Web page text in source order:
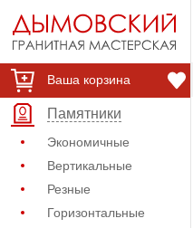
Ваша корзина
Памятники
Экономичные
Вертикальные
Резные
Горизонтальные